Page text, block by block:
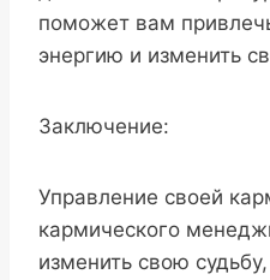
поможет вам
энергию и изменить
Заключение:
Управление своей
кармического
изменить свою